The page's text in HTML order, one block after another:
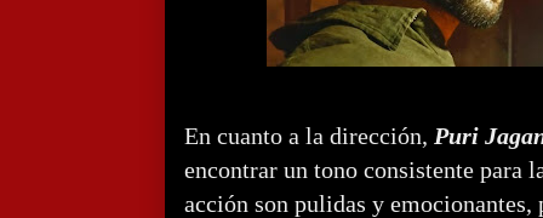
En cuanto a la dirección, Puri
encontrar un tono consistente para
acción son pulidas y emocionantes,